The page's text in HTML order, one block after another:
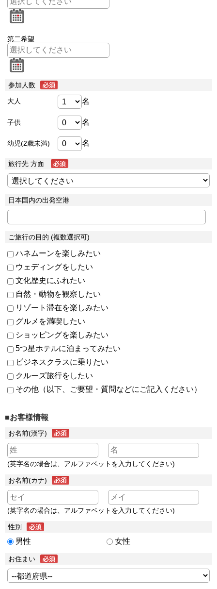
第二希望
参加人数
大人 名
子供 名
幼児(2歳未満) 名
旅行先 方面
日本国内の出発空港
ご旅行の目的 (複数選択可)
ハネムーンを楽しみたい
ウェディングをしたい
文化歴史にふれたい
自然・動物を観察したい
リゾート滞在を楽しみたい
グルメを満喫したい
ショッピングを楽しみたい
5つ星ホテルに泊まってみたい
ビジネスクラスに乗りたい
クルーズ旅行をしたい
その他（以下、ご要望・質問などにご記入ください）
■お客様情報
お名前(漢字)
(英字名の場合は、アルファベットを入力してください)
お名前(カナ)
(英字名の場合は、アルファベットを入力してください)
性別
男性 女性
お住まい